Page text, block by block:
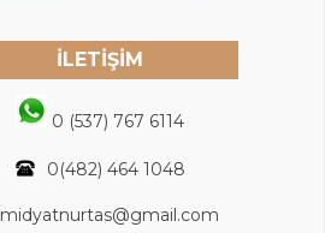
İLETİŞİM
0 (537) 767 6114
0(482) 464 1048
midyatnurtas@gmail.com